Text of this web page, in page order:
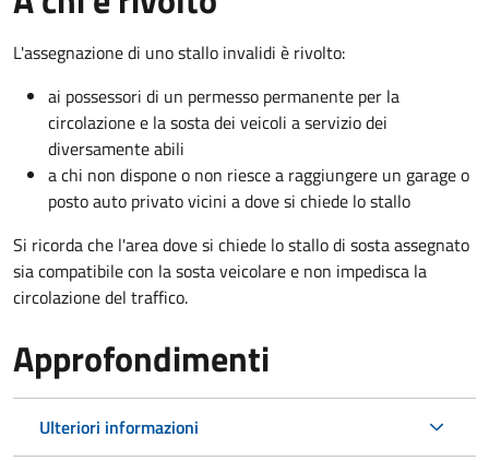
L'assegnazione di uno stallo invalidi è rivolto:
ai possessori di un permesso permanente per la
circolazione e la sosta dei veicoli a servizio dei
diversamente abili
a chi non dispone o non riesce a raggiungere un garage o
posto auto privato vicini a dove si chiede lo stallo
Si ricorda che l'area dove si chiede lo stallo di sosta assegnato
sia compatibile con la sosta veicolare e non impedisca la
circolazione del traffico.
Approfondimenti
Ulteriori informazioni